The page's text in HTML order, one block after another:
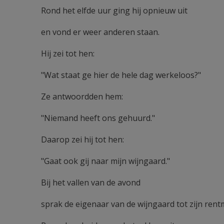
Rond het elfde uur ging hij opnieuw uit
en vond er weer anderen staan.
Hij zei tot hen:
"Wat staat ge hier de hele dag werkeloos?"
Ze antwoordden hem:
"Niemand heeft ons gehuurd."
Daarop zei hij tot hen:
"Gaat ook gij naar mijn wijngaard."
Bij het vallen van de avond
sprak de eigenaar van de wijngaard tot zijn